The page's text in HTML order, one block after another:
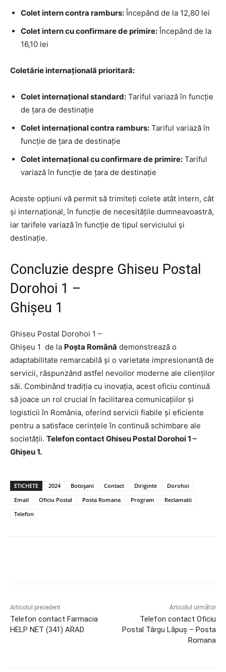
Colet intern contra ramburs: Începând de la 12,80 lei
Colet intern cu confirmare de primire: Începând de la
16,10 lei
Coletărie internațională prioritară:
Colet internațional standard: Tariful variază în funcție
de țara de destinație
Colet internațional contra ramburs: Tariful variază în
funcție de țara de destinație
Colet internațional cu confirmare de primire: Tariful
variază în funcție de țara de destinație
Aceste opțiuni vă permit să trimiteți colete atât intern, cât
și internațional, în funcție de necesitățile dumneavoastră,
iar tarifele variază în funcție de tipul serviciului și
destinație.
Concluzie despre Ghiseu Postal
Dorohoi 1 –
Ghişeu 1
Ghiseu Postal Dorohoi 1 –
Ghişeu 1 de la Poșta Română demonstrează o
adaptabilitate remarcabilă și o varietate impresionantă de
servicii, răspunzând astfel nevoilor moderne ale clienților
săi. Combinând tradiția cu inovația, acest oficiu continuă
să joace un rol crucial în facilitarea comunicațiilor și
logisticii în România, oferind servicii fiabile și eficiente
pentru a satisface cerințele în continuă schimbare ale
societății. Telefon contact Ghiseu Postal Dorohoi 1 –
Ghişeu 1.
ETICHETE 2024 Botoșani Contact Diriginte
Dorohoi
Email
Oficiu Postal Posta Romana Program
Reclamatii
Telefon
Articolul precedent
Telefon contact Farmacia
HELP NET (341) ARAD
Articolul următor
Telefon contact Oficiu
Postal Târgu Lăpuş – Posta
Romana